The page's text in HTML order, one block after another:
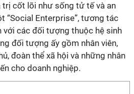
trị cốt lõi như sống tử tế và an
“Social Enterprise”, tương tác
với các đối tượng thuộc hệ sinh
đối tượng ấy gồm nhân viên,
đoàn thể xã hội và những nhân
cho doanh nghiệp.